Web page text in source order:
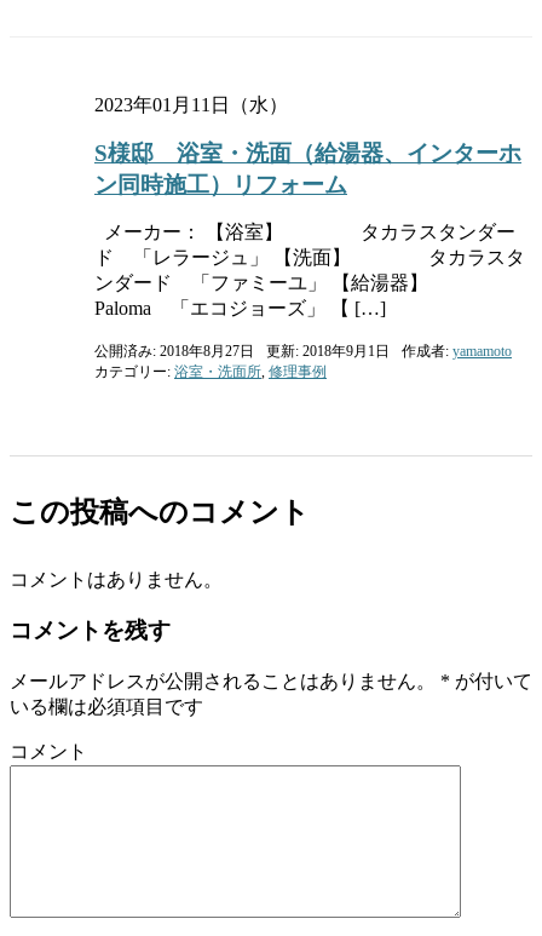
2023年01月11日（水）
S様邸 浴室・洗面（給湯器、インターホ
ン同時施工）リフォーム
メーカー： 【浴室】 タカラスタンダー
ド 「レラージュ」 【洗面】 タカラスタ
ンダード 「ファミーユ」 【給湯器】
Paloma 「エコジョーズ」 【 […]
公開済み: 2018年8月27日 更新: 2018年9月1日 作成者: yamamoto
カテゴリー: 浴室・洗面所 修理事例
この投稿へのコメント
コメントはありません。
コメントを残す
メールアドレスが公開されることはありません。 * が付いて
いる欄は必須項目です
コメント